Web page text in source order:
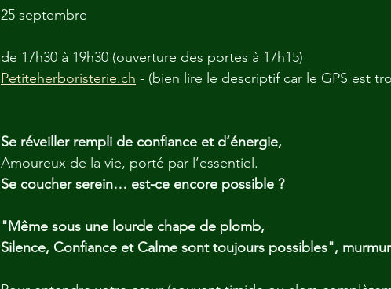
25 septembre
de 17h30 à 19h30 (ouverture des portes à 17h15)
Petiteherboristerie.ch - (bien lire le descriptif car le GPS est
Se réveiller rempli de confiance et d’énergie,
Amoureux de la vie, porté par l’essentiel.
Se coucher serein… est-ce encore possible ?
"Même sous une lourde chape de plomb,
Silence, Confiance et Calme sont toujours possibles",